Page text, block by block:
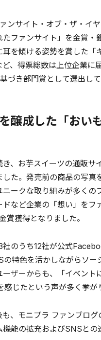
ンサイト・オブ・ザ・イ
ファンサイト」を金賞・
を傾ける姿勢を賞した
、得票総数は上位企業
づき部門賞として選出して
醸成した「おい
、お芋スイーツの通販
た。発売前の商品の写
ークな取り組みが多く
など企業の「想い」をフ
賞獲得となりました。
社のうち12社が公式
特色を活かしながらソ
ザーからも、「イベン
じたという声が多く挙が
、モニプラ ファンブロ
能の拡充およびSNSとの